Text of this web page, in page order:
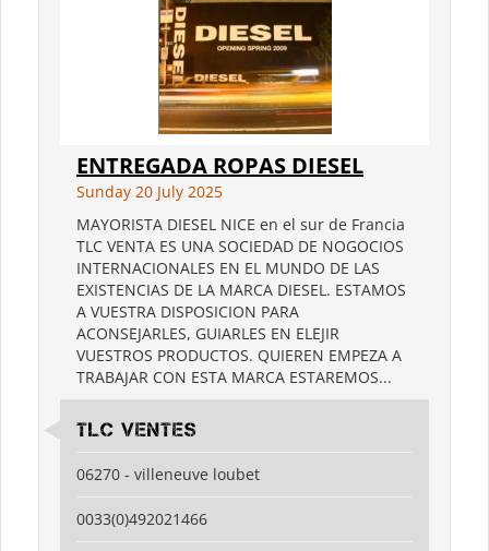
ENTREGADA ROPAS DIESEL
Sunday 20 July 2025
MAYORISTA DIESEL NICE en el sur de Francia
TLC VENTA ES UNA SOCIEDAD DE NOGOCIOS
INTERNACIONALES EN EL MUNDO DE LAS
EXISTENCIAS DE LA MARCA DIESEL. ESTAMOS
A VUESTRA DISPOSICION PARA
ACONSEJARLES, GUIARLES EN ELEJIR
VUESTROS PRODUCTOS. QUIEREN EMPEZA A
TRABAJAR CON ESTA MARCA ESTAREMOS...
TLC VENTES
06270 - villeneuve loubet
0033(0)492021466